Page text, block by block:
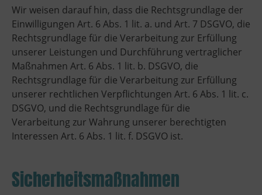
Wir weisen darauf hin, dass die Rechtsgrundlage der
Einwilligungen Art. 6 Abs. 1 lit. a. und Art. 7 DSGVO, die
Rechtsgrundlage für die Verarbeitung zur Erfüllung
unserer Leistungen und Durchführung vertraglicher
Maßnahmen Art. 6 Abs. 1 lit. b. DSGVO, die
Rechtsgrundlage für die Verarbeitung zur Erfüllung
unserer rechtlichen Verpflichtungen Art. 6 Abs. 1 lit. c.
DSGVO, und die Rechtsgrundlage für die
Verarbeitung zur Wahrung unserer berechtigten
Interessen Art. 6 Abs. 1 lit. f. DSGVO ist.
Sicherheitsmaßnahmen